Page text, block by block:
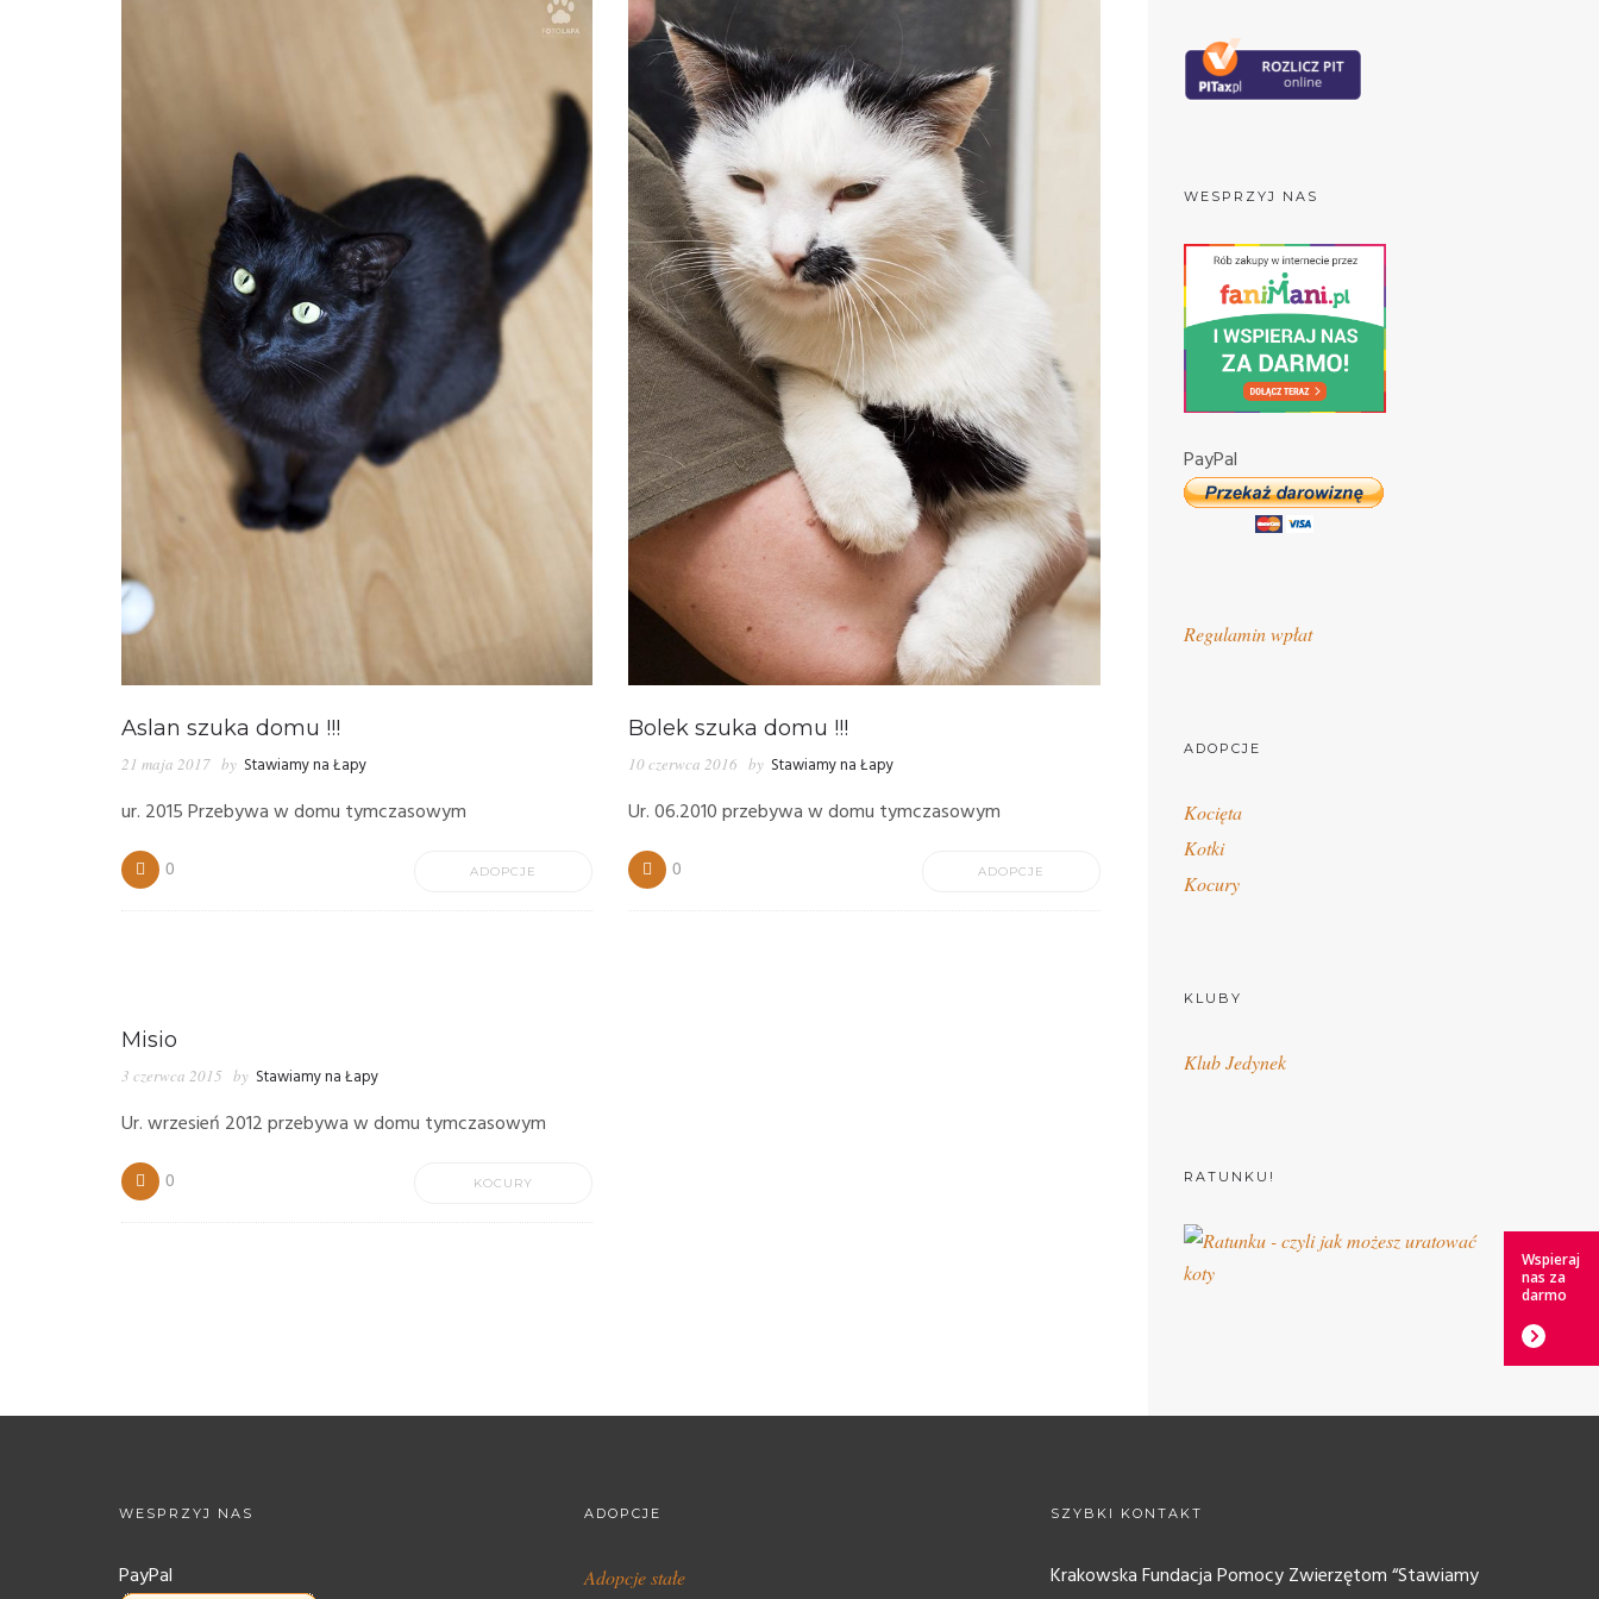
Aslan szuka domu !!!
21 maja 2017 by Stawiamy na Łapy
ur. 2015 Przebywa w domu tymczasowym
0 ADOPCJE
Bolek szuka domu !!!
10 czerwca 2016 by Stawiamy na Łapy
Ur. 06.2010 przebywa w domu tymczasowym
0 ADOPCJE
Misio
3 czerwca 2015 by Stawiamy na Łapy
Ur. wrzesień 2012 przebywa w domu tymczasowym
0 KOCURY
WESPRZYJ NAS
PayPal
Regulamin wpłat
ADOPCJE
Kocięta
Kotki
Kocury
KLUBY
Klub Jedynek
RATUNKU!
WESPRZYJ NAS
PayPal
ADOPCJE
Adopcje stałe
SZYBKI KONTAKT
Krakowska Fundacja Pomocy Zwierzętom “Stawiamy
Wspieraj
nas za
darmo